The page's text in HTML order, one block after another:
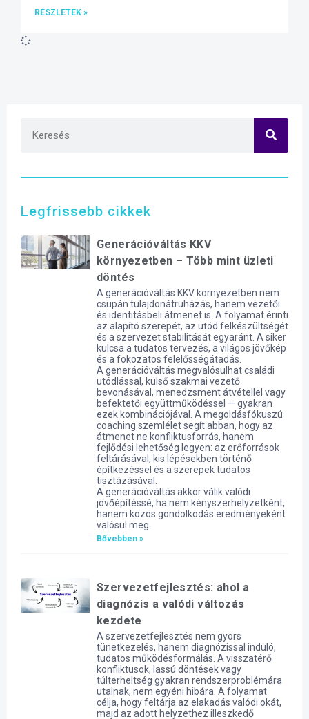
RÉSZLETEK »
Legfrissebb cikkek
Generációváltás KKV
környezetben – Több mint üzleti
döntés
A generációváltás KKV környezetben nem
csupán tulajdonátruházás, hanem vezetői
és identitásbeli átmenet is. A folyamat érinti
az alapító szerepét, az utód felkészültségét
és a szervezet stabilitását egyaránt. A siker
kulcsa a tudatos tervezés, a világos jövőkép
és a fokozatos felelősségátadás.
A generációváltás megvalósulhat családi
utódlással, külső szakmai vezető
bevonásával, menedzsment átvétellel vagy
befektetői együttműködéssel — gyakran
ezek kombinációjával. A megoldásfókuszú
coaching szemlélet segít abban, hogy az
átmenet ne konfliktusforrás, hanem
fejlődési lehetőség legyen: az erőforrások
feltárásával, kis lépésekben történő
építkezéssel és a szerepek tudatos
tisztázásával.
A generációváltás akkor válik valódi
jövőépítéssé, ha nem kényszerhelyzetként,
hanem közös gondolkodás eredményeként
valósul meg.
Bővebben »
Szervezetfejlesztés: ahol a
diagnózis a valódi változás
kezdete
A szervezetfejlesztés nem gyors
tünetkezelés, hanem diagnózissal induló,
tudatos működésformálás. A visszatérő
konfliktusok, lassú döntések vagy
túlterheltség gyakran rendszerproblémára
utalnak, nem egyéni hibára. A folyamat
célja, hogy feltárja az elakadás valódi okát,
majd az adott helyzethez illeszkedő